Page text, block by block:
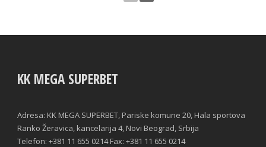
KK MEGA SUPERBET
Adresa: KK MEGA SUPERBET, Pariske komune 20, Hala sportova
Ranko Žeravica, kancelarija 4, Novi Beograd, Srbija
Telefon: +381 11 655 0214 Fax: +381 11 655 0214